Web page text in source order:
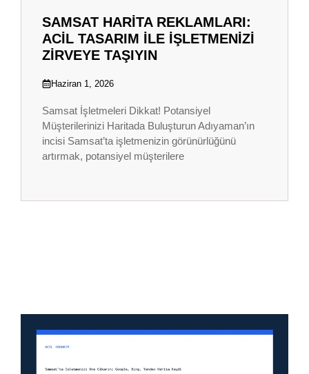
SAMSAT HARITA REKLAMLARI:
ACIL TASARIM ILE İŞLETMENIZI
ZIRVEYE TAŞIYIN
Haziran 1, 2026
Samsat İşletmeleri Dikkat! Potansiyel
Müşterilerinizi Haritada Buluşturun Adıyaman’ın
incisi Samsat’ta işletmenizin görünürlüğünü
artırmak, potansiyel müşterilere